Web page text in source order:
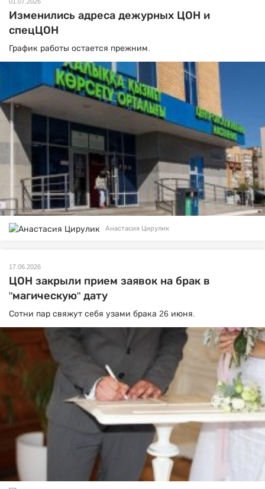
Изменились адреса дежурных ЦОН и
спецЦОН
График работы остается прежним.
Анастасия Цирулик
17.06.2026
ЦОН закрыли прием заявок на брак в
"магическую" дату
Сотни пар свяжут себя узами брака 26 июня.